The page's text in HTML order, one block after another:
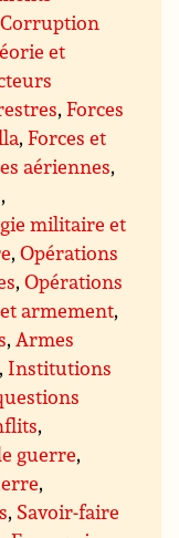
Corruption
et
,Forces
,Forces et
aériennes,
,
militaire et
,Opérations
,Opérations
armement,
,Armes
, Institutions
,
guerre,
,
, Savoir-faire